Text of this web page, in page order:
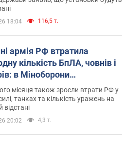
18:04 116,5 т.
армія РФ втратила
кількість БпЛА, човнів і
в Міноборони
статистику
місяця також зросли втрати РФ у
танках та кількість уражень на
відстані
20:02 4,3 т.